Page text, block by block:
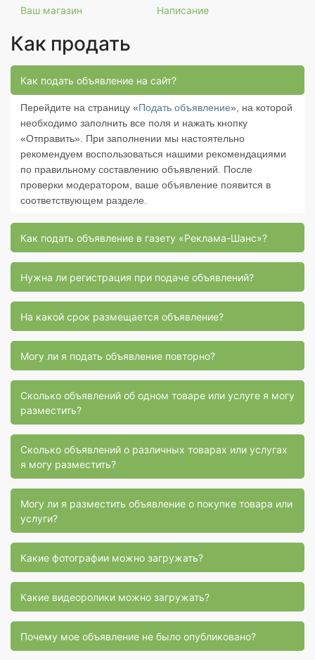
Ваш магазин Написание
Как продать
Как подать объявление на сайт?
Перейдите на страницу «Подать объявление», на которой
необходимо заполнить все поля и нажать кнопку
«Отправить». При заполнении мы настоятельно
рекомендуем воспользоваться нашими рекомендациями
по правильному составлению объявлений. После
проверки модератором, ваше объявление появится в
соответствующем разделе.
Как подать объявление в газету «Реклама-Шанс»?
Нужна ли регистрация при подаче объявлений?
На какой срок размещается объявление?
Могу ли я подать объявление повторно?
Сколько объявлений об одном товаре или услуге я могу
разместить?
Сколько объявлений о различных товарах или услугах
я могу разместить?
Могу ли я разместить объявление о покупке товара или
услуги?
Какие фотографии можно загружать?
Какие видеоролики можно загружать?
Почему мое объявление не было опубликовано?